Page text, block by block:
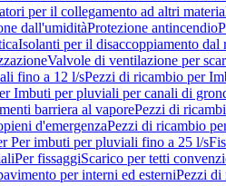
per il collegamento ad altri
dall'umiditàProtezione antincendio
Isolanti per il disaccoppiamento dal
Valvole di ventilazione per
fino a 12 l/sPezzi di ricambio per
Imbuti per pluviali per canali di
barriera al vaporePezzi di
d'emergenzaPezzi di ricambio
Per imbuti per pluviali fino a 25 l/s
Per fissaggiScarico per tetti
per interni ed esterniPezzi di